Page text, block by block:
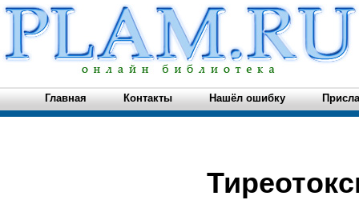
Главная Контакты Нашёл ошибку